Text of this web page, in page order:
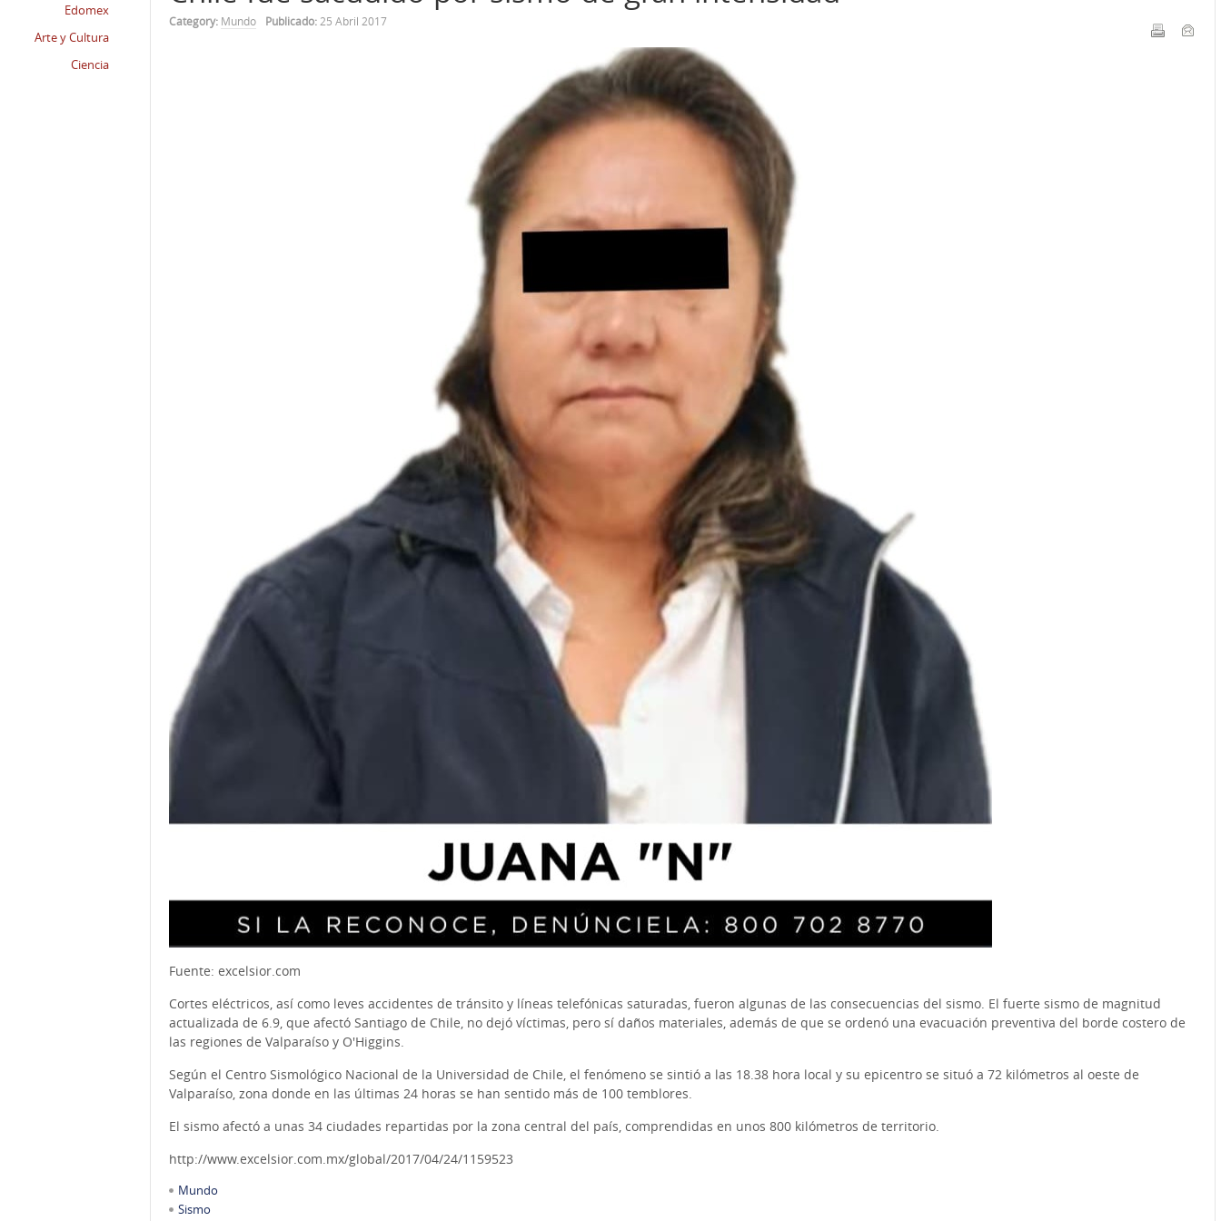
Category: Mundo Publicado: 25 Abril 2017
Fuente: excelsior.com
Cortes eléctricos, así como leves accidentes de tránsito y líneas telefónicas saturadas, fueron algunas de las consecuencias del sismo. El fuerte sismo de magnitud
actualizada de 6.9, que afectó Santiago de Chile, no dejó víctimas, pero sí daños materiales, además de que se ordenó una evacuación preventiva del borde costero de
las regiones de Valparaíso y O'Higgins.
Según el Centro Sismológico Nacional de la Universidad de Chile, el fenómeno se sintió a las 18.38 hora local y su epicentro se situó a 72 kilómetros al oeste de
Valparaíso, zona donde en las últimas 24 horas se han sentido más de 100 temblores.
El sismo afectó a unas 34 ciudades repartidas por la zona central del país, comprendidas en unos 800 kilómetros de territorio.
http://www.excelsior.com.mx/global/2017/04/24/1159523
Mundo
Sismo
Edomex
Arte y Cultura
Ciencia